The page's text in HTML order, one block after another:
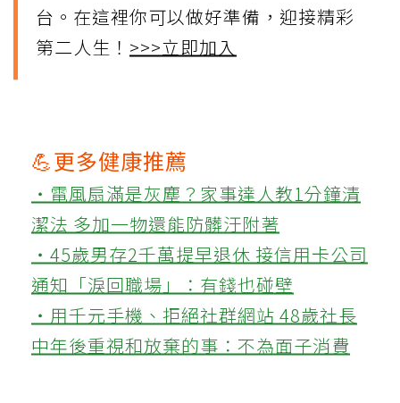
台。在這裡你可以做好準備，迎接精彩
第二人生！ >>>立即加入
💪更多健康推薦
‧電風扇滿是灰塵？家事達人教1分鐘清
潔法 多加一物還能防髒汙附著
‧45歲男存2千萬提早退休 接信用卡公司
通知「淚回職場」：有錢也碰壁
‧用千元手機、拒絕社群網站 48歲社長
中年後重視和放棄的事：不為面子消費